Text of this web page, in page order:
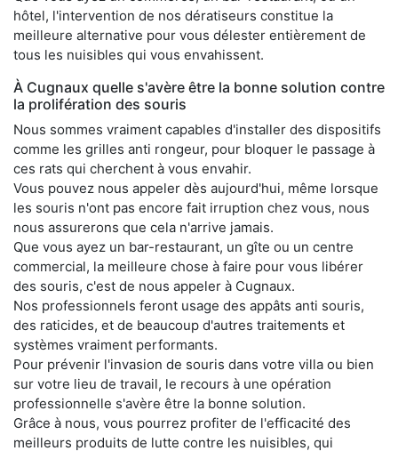
hôtel, l'intervention de nos dératiseurs constitue la
meilleure alternative pour vous délester entièrement de
tous les nuisibles qui vous envahissent.
À Cugnaux quelle s'avère être la bonne solution contre
la prolifération des souris
Nous sommes vraiment capables d'installer des dispositifs
comme les grilles anti rongeur, pour bloquer le passage à
ces rats qui cherchent à vous envahir.
Vous pouvez nous appeler dès aujourd'hui, même lorsque
les souris n'ont pas encore fait irruption chez vous, nous
nous assurerons que cela n'arrive jamais.
Que vous ayez un bar-restaurant, un gîte ou un centre
commercial, la meilleure chose à faire pour vous libérer
des souris, c'est de nous appeler à Cugnaux.
Nos professionnels feront usage des appâts anti souris,
des raticides, et de beaucoup d'autres traitements et
systèmes vraiment performants.
Pour prévenir l'invasion de souris dans votre villa ou bien
sur votre lieu de travail, le recours à une opération
professionnelle s'avère être la bonne solution.
Grâce à nous, vous pourrez profiter de l'efficacité des
meilleurs produits de lutte contre les nuisibles, qui